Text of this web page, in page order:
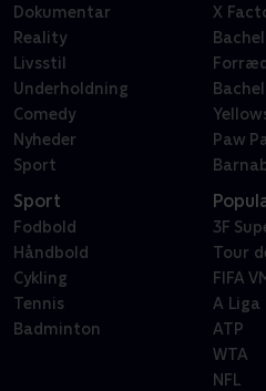
Dokumentar
Reality
Livsstil
Underholdning
Comedy
Nyheder
Sport
X
Paw
Sport
Fodbold
Håndbold
Cykling
Tennis
Badminton
3F
Tour
FIFA
A Liga
ATP
WTA
NFL